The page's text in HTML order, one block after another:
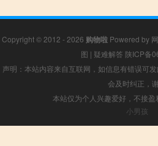
Copyright © 2012 - 2026 购物啦 Powered by
图 | 疑难解答 陕ICP备
声明：本站内容来自互联网，如信息有错误可
会及时纠正，
本站仅为个人兴趣爱好，不接
小男孩